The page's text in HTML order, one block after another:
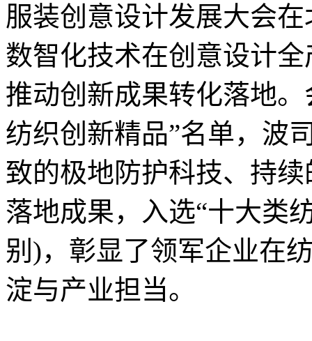
服装创意设计发展大会
数智化技术在创意设计
推动创新成果转化落地
纺织创新精品”名单，波
致的极地防护科技、持
落地成果，入选“十大类
别)，彰显了领军企业在
淀与产业担当。